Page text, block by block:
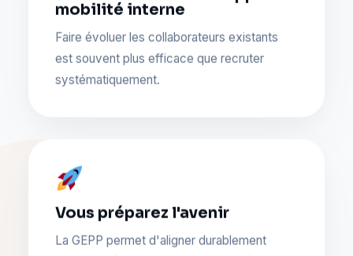
mobilité interne
Faire évoluer les collaborateurs existants
est souvent plus efficace que recruter
systématiquement.
Vous préparez l'avenir
La GEPP permet d'aligner durablement